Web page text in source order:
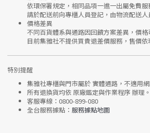
依環保署規定，相同品項一進一出屬免費服
請於配送前向專櫃人員登記，由物流配送人
價格差異
不同百貨體系與通路因回饋方案差異，價格
目前集雅社不提供買貴退差價服務 ，售價
特別提醒
集雅社專櫃與門市屬於 實體通路，不適用
所有退換貨均依 原廠鑑定與作業程序辦理。
客服專線： 0800-899-080
全台服務據點： 服務據點地圖